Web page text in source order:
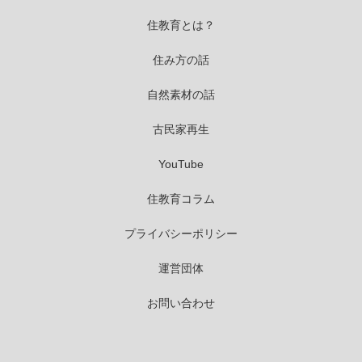
住教育とは？
住み方の話
自然素材の話
古民家再生
YouTube
住教育コラム
プライバシーポリシー
運営団体
お問い合わせ